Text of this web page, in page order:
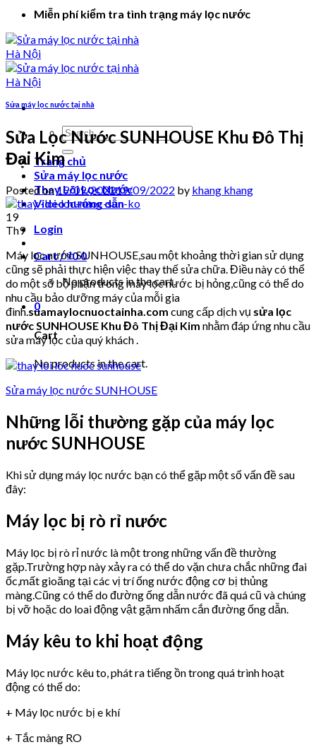
Miễn phí kiểm tra tình trạng máy lọc nước
Search
for:
Trang chủ
Sửa máy lọc nước
Thay Lõi Lọc Nước
Video hướng dẫn
Login
Cart /₫00
No products in the cart.
0
Cart
No products in the cart.
Sửa máy lọc nước tại nhà
Sửa Lọc Nước SUNHOUSE Khu Đô Thị
Đại Kim
Posted on19/09/202219/09/2022 by khang khang
19
Th9
Máy lọc nước SUNHOUSE,sau một khoảng thời gian sử dụng
cũng sẽ phải thực hiện việc thay thế sửa chữa. Điều này có thể
do một số bộ phận trong máy lọc nước bị hỏng,cũng có thể do
nhu cầu bảo dưỡng máy của mỗi gia
đình.suamaylocnuoctainha.com cung cấp dịch vụ sửa lọc
nước SUNHOUSE Khu Đô Thị Đại Kim nhằm đáp ứng nhu cầu
sửa máy lọc của quý khách .
Sửa máy lọc nước SUNHOUSE
Những lỗi thường gặp của máy lọc
nước SUNHOUSE
Khi sử dụng máy lọc nước bạn có thể gặp một số vấn đề sau
đây:
Máy lọc bị rò rỉ nước
Máy lọc bị rò rỉ nước là một trong những vấn đề thường
gặp.Trường hợp này xảy ra có thể do vặn chưa chắc những đai
ốc,mất gioăng tại các vị trí ống nước động cơ bị thủng
màng.Cũng có thể do đường ống dẫn nước đã quá cũ và chúng
bị vỡ hoặc do loai động vật gặm nhấm cắn đường ống dẫn.
Máy kêu to khi hoạt động
Máy lọc nước kêu to, phát ra tiếng ồn trong quá trình hoạt
động có thể do:
+ Máy lọc nước bị e khí
+ Tắc màng RO